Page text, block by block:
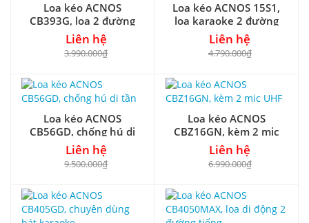
Loa kéo ACNOS
CB393G, loa 2 đường
tiếng
Liên hệ
3.990.000₫
Loa kéo ACNOS 15S1,
loa karaoke 2 đường
tiếng
Liên hệ
4.790.000₫
Loa kéo ACNOS
CB56GD, chống hú di
tần
Liên hệ
9.500.000₫
Loa kéo ACNOS
CBZ16GN, kèm 2 mic
UHF
Liên hệ
6.990.000₫